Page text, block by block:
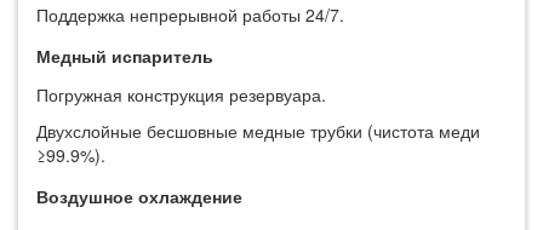
Поддержка непрерывной работы 24/7.
Медный испаритель
Погружная конструкция резервуара.
Двухслойные бесшовные медные трубки (чистота меди
≥99.9%).
Воздушное охлаждение